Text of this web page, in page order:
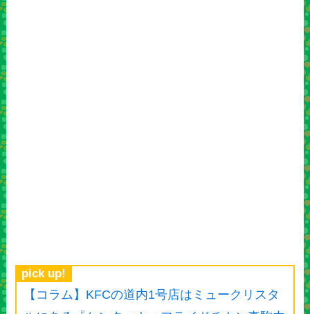
pick up!
【コラム】KFCの道内1号店はミュークリスタ